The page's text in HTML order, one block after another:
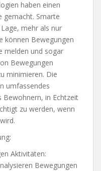
haben einen
gemacht. Smarte
mehr als nur
können Bewegungen
melden und sogar
Bewegungen
minimieren. Die
umfassendes
Bewohnern, in Echtzeit
zu werden, wenn
Aktivitäten:
Bewegungen